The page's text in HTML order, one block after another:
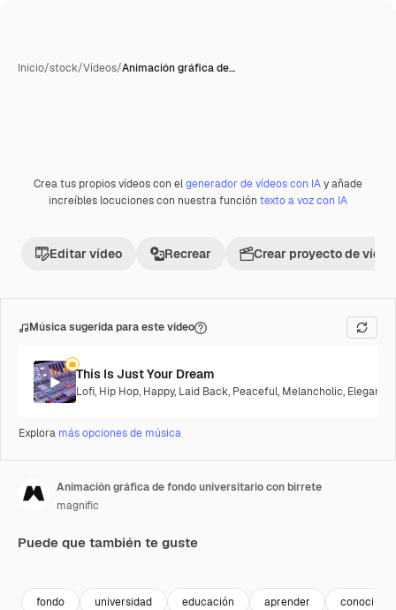
Inicio/stock/Vídeos/Animación gráfica de…
Crea tus propios vídeos con elgenerador de vídeos con IAy añade
increíbles locuciones con nuestra función texto a voz con IA
Editar vídeo Recrear Crear proyecto de vídeo
Música sugerida para este vídeo
This Is Just Your Dream
Lofi, Hip Hop, Happy, Laid Back, Peaceful, Melancholic, Elegant
Explora más opciones de música
Animación gráfica de fondo universitario con birrete
magnific
Puede que también te guste
fondo universidad educación aprender